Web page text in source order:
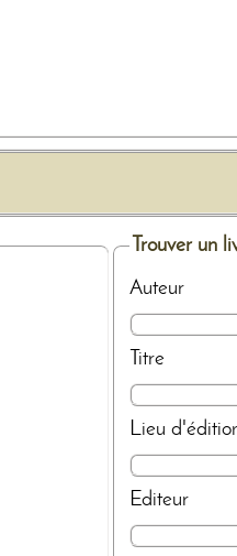
Trouver un
Auteur
Titre
Lieu
Editeur